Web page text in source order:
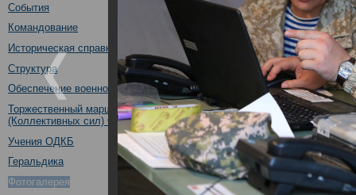
События
Командование
Историческая справка
Структура
Обеспечение военной безопасности
Торжественный марш Войск
(Коллективных сил) ОДКБ
Учения ОДКБ
Геральдика
Фотогалерея
10.10.2017